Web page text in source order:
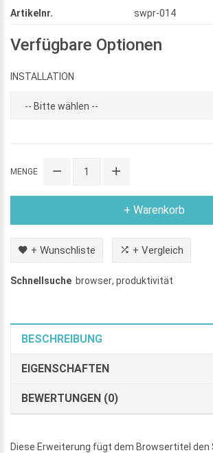
Artikelnr.
swpr-014
Verfügbare Optionen
INSTALLATION
MENGE
+ Warenkorb
+ Wunschliste + Vergleich
Schnellsuche browser, produktivität
BESCHREIBUNG
EIGENSCHAFTEN
BEWERTUNGEN (0)
Diese Erweiterung fügt dem Browsertitel den